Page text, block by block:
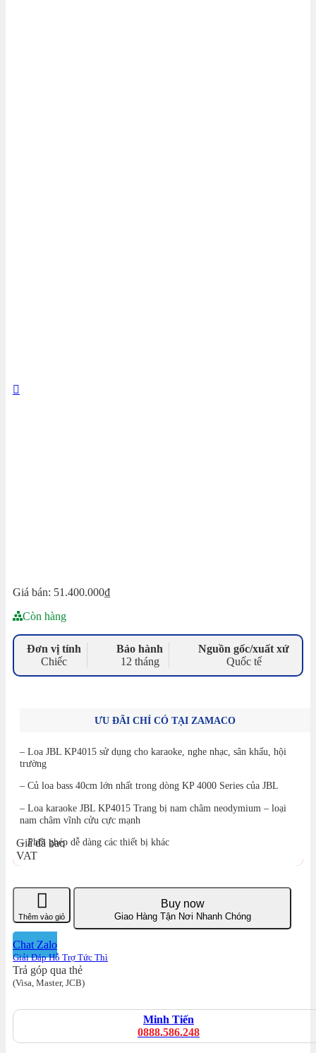
Giá đã bao
VAT
Giá bán: 51.400.000₫
Còn hàng
Đơn vị tính
Chiếc
Bảo hành
12 tháng
Nguồn gốc/xuất xứ
Quốc tế
ƯU ĐÃI CHỈ CÓ TẠI ZAMACO
– Loa JBL KP4015 sử dụng cho karaoke, nghe nhạc, sân khấu, hội
trường
– Củ loa bass 40cm lớn nhất trong dòng KP 4000 Series của JBL
– Loa karaoke JBL KP4015 Trang bị nam châm neodymium – loại
nam châm vĩnh cửu cực mạnh
– Phối ghép dễ dàng các thiết bị khác
Thêm vào giỏ
Buy now
Giao Hàng Tận Nơi Nhanh Chóng
Chat Zalo
Giải Đáp Hỗ Trợ Tức Thì
Trả góp qua thẻ
(Visa, Master, JCB)
Minh Tiến
0888.586.248